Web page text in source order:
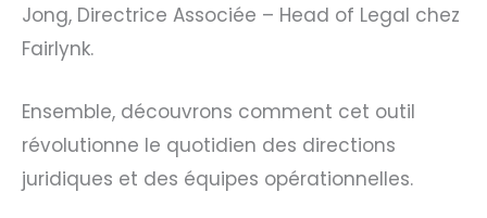
Jong, Directrice Associée – Head of Legal chez
Fairlynk.
Ensemble, découvrons comment cet outil
révolutionne le quotidien des directions
juridiques et des équipes opérationnelles.